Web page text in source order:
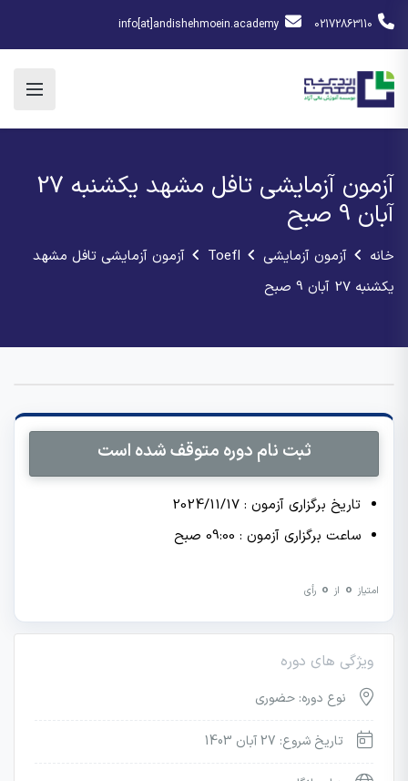
02172863110
info[at]andishehmoein.academy
آزمون آزمایشی تافل مشهد یکشنبه 27
آبان 9 صبح
خانه آزمون آزمایشی Toefl
آزمون آزمایشی تافل مشهد
یکشنبه 27 آبان 9 صبح
ثبت نام دوره متوقف شده است
تاریخ برگزاری آزمون : 2024/11/17
ساعت برگزاری آزمون : 09:00 صبح
امتیاز 0 از 0 رأی
ویژگی های دوره
نوع دوره: حضوری
تاریخ شروع: 27 آبان 1403